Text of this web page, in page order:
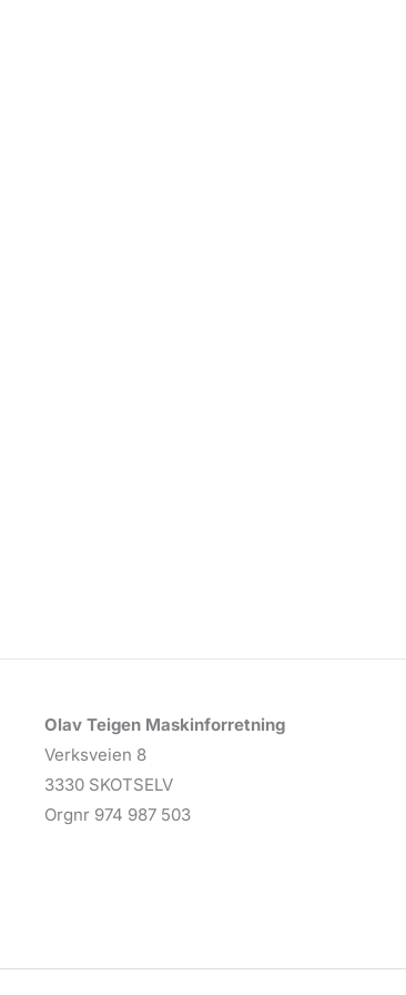
Olav Teigen Maskinforretning
Verksveien 8
3330 SKOTSELV
Orgnr 974 987 503